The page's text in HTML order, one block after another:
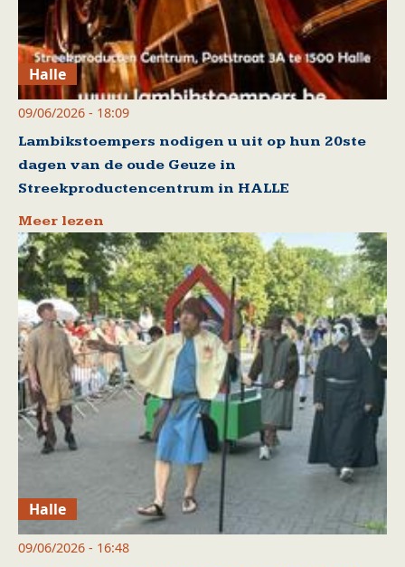
Halle
09/06/2026 - 18:09
Lambikstoempers nodigen u uit op hun 20ste
dagen van de oude Geuze in
Streekproductencentrum in HALLE
Meer lezen
Halle
09/06/2026 - 16:48